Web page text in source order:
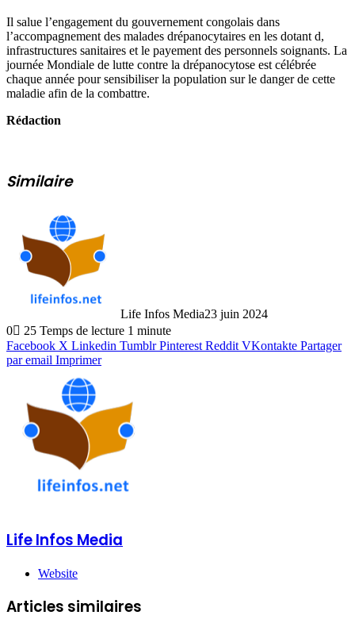
Il salue l’engagement du gouvernement congolais dans
l’accompagnement des malades drépanocytaires en les dotant d,
infrastructures sanitaires et le payement des personnels soignants. La
journée Mondiale de lutte contre la drépanocytose est célébrée
chaque année pour sensibiliser la population sur le danger de cette
maladie afin de la combattre.
Rédaction
Similaire
Life Infos Media23 juin 2024
0
25 Temps de lecture 1 minute
Facebook X Linkedin Tumblr Pinterest Reddit VKontakte Partager
par email Imprimer
Life Infos Media
Website
Articles similaires